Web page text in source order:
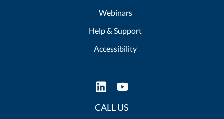
Webinars
Help & Support
Accessibility
CALL US